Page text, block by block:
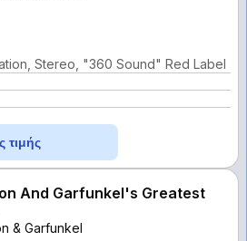
Stereo, "360 Sound" Red Label
τιμής
And Garfunkel's Greatest
& Garfunkel